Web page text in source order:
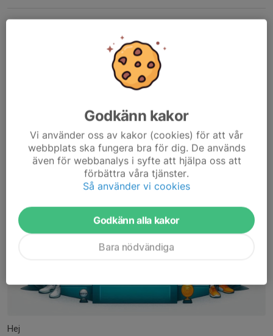
0 kommentarer
Hej
Godkänn kakor
Vi använder oss av kakor (cookies) för att vår
webbplats ska fungera bra för dig. De används
även för webbanalys i syfte att hjälpa oss att
förbättra våra tjänster.
Så använder vi cookies
Godkänn alla kakor
Bara nödvändiga